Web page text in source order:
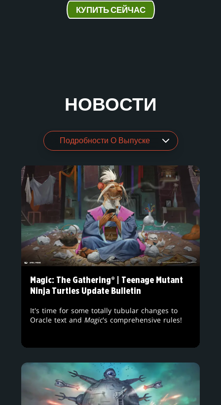
КУПИТЬ СЕЙЧАС
НОВОСТИ
Magic: The Gathering® | Teenage Mutant
Ninja Turtles Update Bulletin
It's time for some totally tubular changes to
Oracle text and Magic's comprehensive rules!